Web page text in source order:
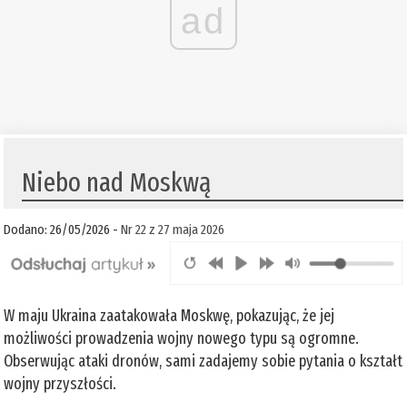
ad
Niebo nad Moskwą
Dodano: 26/05/2026 -Nr 22 z 27 maja 2026
W maju Ukraina zaatakowała Moskwę, pokazując, że jej
możliwości prowadzenia wojny nowego typu są ogromne.
Obserwując ataki dronów, sami zadajemy sobie pytania o kształt
wojny przyszłości.